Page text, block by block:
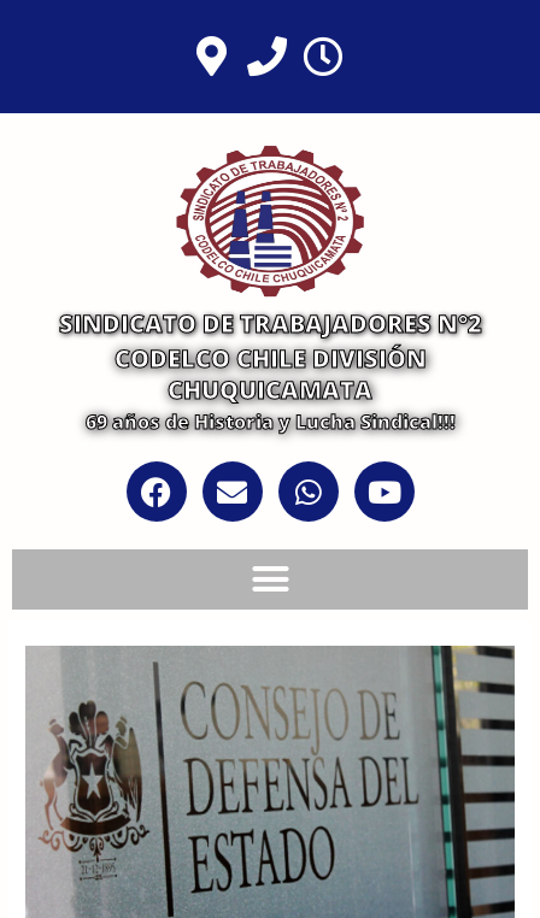
SINDICATO DE TRABAJADORES N°2
CODELCO CHILE DIVISIÓN
CHUQUICAMATA
69 años de Historia y Lucha Sindical!!!
a
c
k
n
v
h
a
o
u